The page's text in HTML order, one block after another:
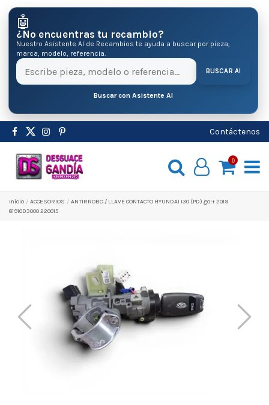
🤖
¿No encuentras tu recambio?
Nuestro Asistente AI de Recambios te ayuda a buscar por pieza,
marca, modelo, referencia.
BUSCAR AI
Buscar con Asistente AI
Contáctenos
0
Inicio ACCESORIOS
ANTIRROBO / LLAVE CONTACTO HYUNDAI I30 (PD) go!+ 2019
81910D3000 220015